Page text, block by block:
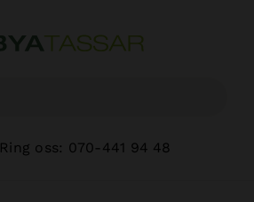
Ring oss: 070-441 94 48